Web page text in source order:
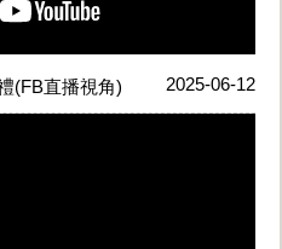
(FB直播視角) 2025-06-12